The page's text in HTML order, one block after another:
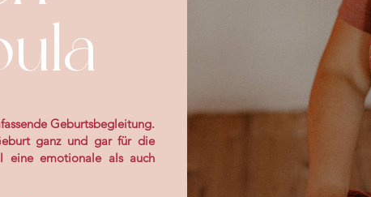
Geburtsbegleitung.
ganz und gar für die
eine emotionale als auch